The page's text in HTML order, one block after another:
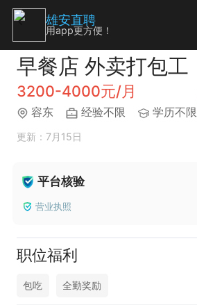
早餐店 外卖打包工
3200-4000元/月
容东 经验不限 学历不限
更新：7月15日
平台核验
营业执照
职位福利
包吃 全勤奖励
雄安直聘
用app更方便！